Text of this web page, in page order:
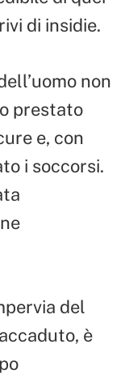
di insidie.
non
prestato
e, con
i soccorsi.
del
è